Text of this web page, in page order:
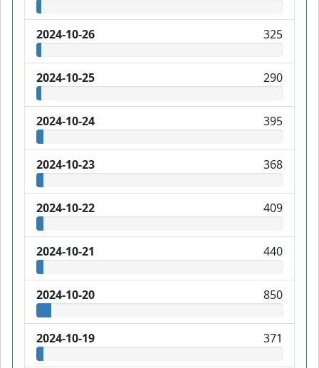
2024-10-26 325
2024-10-25 290
2024-10-24 395
2024-10-23 368
2024-10-22 409
2024-10-21 440
2024-10-20 850
2024-10-19 371